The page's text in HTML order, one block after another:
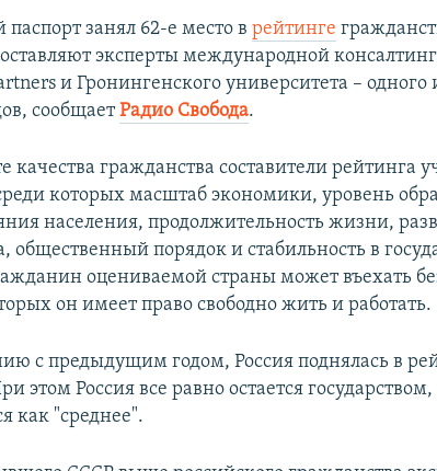
паспорт занял 62-е место врейтинге
эксперты международной
и Гронингенского университета – одного
сообщаетРадио Свобода.
качества гражданства составители рейтинга
которых масштаб экономики, уровень
населения, продолжительность жизни,
общественный порядок и стабильность в
оцениваемой страны может въехать
он имеет право свободно жить и работать.
с предыдущим годом, Россия поднялась в
этом Россия все равно остается
как "среднее".